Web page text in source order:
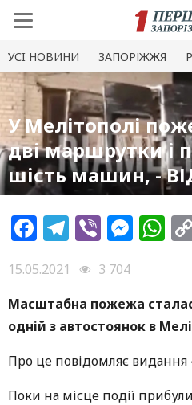
УСI НОВИНИ ЗАПОРІЖЖЯ
У Мелітополі
дві маршрутки і
шість машин, -
Facebook
Telegram
Viber
15.05.2021
3 704
Масштабна пожежа
одній з автостоянок в
Про це повідомляє видання
Поки на місце події